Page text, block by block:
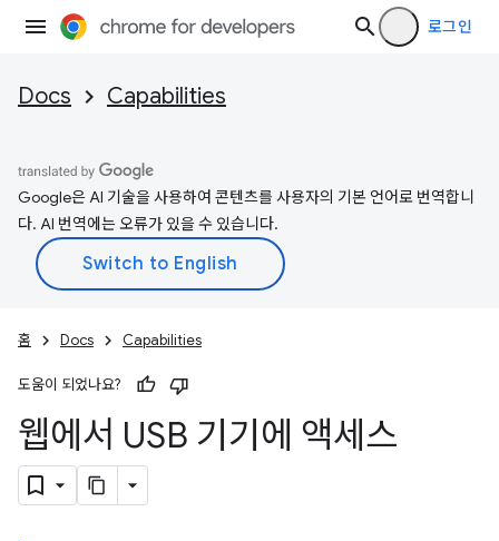
로그인
Docs Capabilities
Google은 AI 기술을 사용하여 콘텐츠를 사용자의 기본 언어로 번역합니
다. AI 번역에는 오류가 있을 수 있습니다.
홈 Docs Capabilities
도움이 되었나요?
웹에서 USB 기기에 액세스